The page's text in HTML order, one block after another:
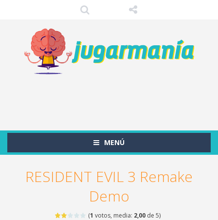
MENÚ
RESIDENT EVIL 3 Remake
Demo
(1 votos, media: 2,00 de 5)